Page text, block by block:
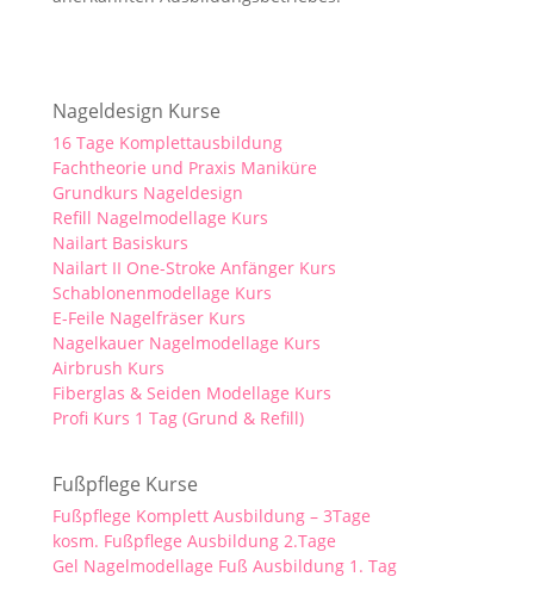
Nageldesign Kurse
16 Tage Komplettausbildung
Fachtheorie und Praxis Maniküre
Grundkurs Nageldesign
Refill Nagelmodellage Kurs
Nailart Basiskurs
Nailart II One-Stroke Anfänger Kurs
Schablonenmodellage Kurs
E-Feile Nagelfräser Kurs
Nagelkauer Nagelmodellage Kurs
Airbrush Kurs
Fiberglas & Seiden Modellage Kurs
Profi Kurs 1 Tag (Grund & Refill)
Fußpflege Kurse
Fußpflege Komplett Ausbildung – 3Tage
kosm. Fußpflege Ausbildung 2.Tage
Gel Nagelmodellage Fuß Ausbildung 1. Tag